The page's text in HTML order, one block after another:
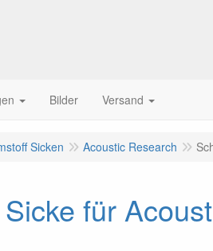
Bilder Versand
Sicken Acoustic Research
für